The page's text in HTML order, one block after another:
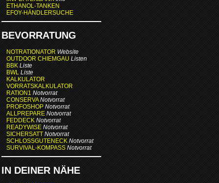
ETHANOL-TANKEN
EFOY-HÄNDLERSUCHE
BEVORRATUNG
NOTRATIONATOR Website
OUTDOOR CHIEMGAU Listen
BBK Liste
BWL Liste
KALKULATOR
VORRATSKALKULATOR
RATION1 Notvorrat
CONSERVA Notvorrat
PROFOSHOP Notvorrat
ALLPREPARE Notvorrat
FEDDECK Notvorrat
READYWISE Notvorrat
SICHERSATT Notvorrat
SCHLOSSGUTENECK Notvorrat
SURVIVAL-KOMPASS Notvorrat
IN DEINER NÄHE